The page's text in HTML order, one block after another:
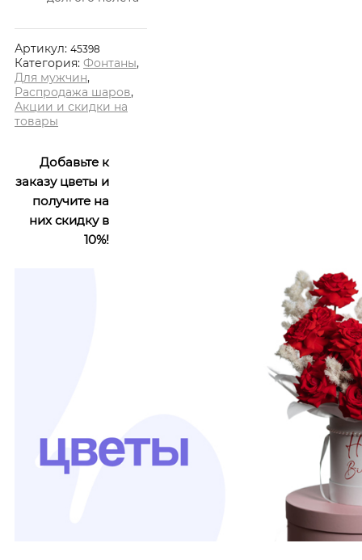
Артикул: 45398
Категория: Фонтаны,
Для мужчин,
Распродажа шаров,
Акции и скидки на
товары
Добавьте к
заказу цветы и
получите на
них скидку в
10%!